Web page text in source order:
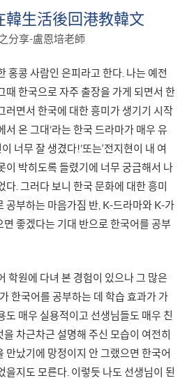
韓生活後回港教韓文
分享-盧恩培老師
홍콩 사람인 은피라고 한다. 나는 예전
때 한국으로 자주 출장을 가게 되면서 한
러면서 한국에 대한 흥미가 생기기 시작
서 온 그대’라는 한국 드라마가 매우 유
너무 잘 생겼다!’또는‘전지현이 내 여
이 박히도록 들렸기에 너무 궁금해서 나
다. 그러다 보니 한국 문화에 대한 흥미
공부하는 마음가짐 반, K-드라마와 K-가
면 좋겠다는 기대 반으로 한국어를 공부
학원에 다녀 본 경험이 있으나 그 많은
한국어를 공부하는 데 학습 효과가 가
도 매우 실용적이고 선생님들도 매우 친
차근차근 설명해 주신 모습이 여전히
만났기에 망정이지 안 그랬으면 한국어
을지도 모른다. 이렇듯 나도 선생님이 된